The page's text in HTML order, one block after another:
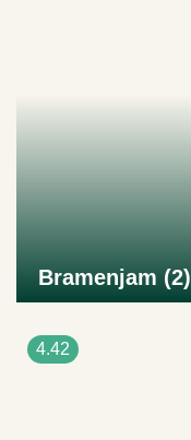
Bramenjam (2)
4.42